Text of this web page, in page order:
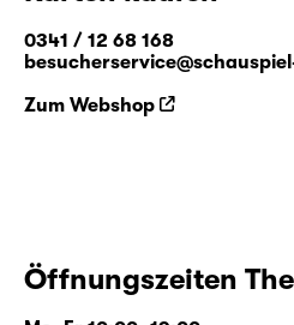
0341 / 12 68 168
Zum Webshop
Öffnungszeiten